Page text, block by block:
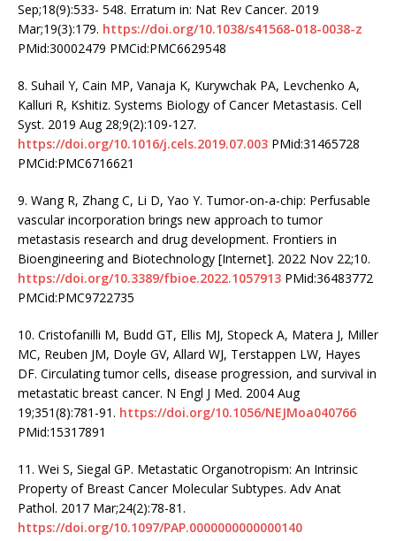
Sep;18(9):533- 548. Erratum in: Nat Rev Cancer. 2019
Mar;19(3):179. https://doi.org/10.1038/s41568-018-0038-z
PMid:30002479 PMCid:PMC6629548
8. Suhail Y, Cain MP, Vanaja K, Kurywchak PA, Levchenko A,
Kalluri R, Kshitiz. Systems Biology of Cancer Metastasis. Cell
Syst. 2019 Aug 28;9(2):109-127.
https://doi.org/10.1016/j.cels.2019.07.003 PMid:31465728
PMCid:PMC6716621
9. Wang R, Zhang C, Li D, Yao Y. Tumor-on-a-chip: Perfusable
vascular incorporation brings new approach to tumor
metastasis research and drug development. Frontiers in
Bioengineering and Biotechnology [Internet]. 2022 Nov 22;10.
https://doi.org/10.3389/fbioe.2022.1057913 PMid:36483772
PMCid:PMC9722735
10. Cristofanilli M, Budd GT, Ellis MJ, Stopeck A, Matera J, Miller
MC, Reuben JM, Doyle GV, Allard WJ, Terstappen LW, Hayes
DF. Circulating tumor cells, disease progression, and survival in
metastatic breast cancer. N Engl J Med. 2004 Aug
19;351(8):781-91. https://doi.org/10.1056/NEJMoa040766
PMid:15317891
11. Wei S, Siegal GP. Metastatic Organotropism: An Intrinsic
Property of Breast Cancer Molecular Subtypes. Adv Anat
Pathol. 2017 Mar;24(2):78-81.
https://doi.org/10.1097/PAP.0000000000000140